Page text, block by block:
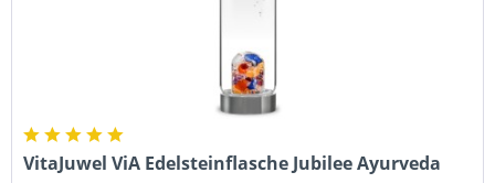
VitaJuwel ViA Edelsteinflasche Jubilee Ayurveda